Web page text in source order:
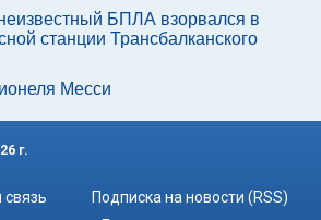
БПЛА взорвался в
станции Трансбалканского
Месси
г.
Подписка на новости (RSS)